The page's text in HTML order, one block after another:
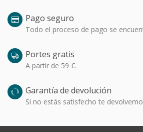
Pago seguro
Todo el proceso de pago se
Portes gratis
A partir de 59 €.
Garantía de devolución
Si no estás satisfecho te